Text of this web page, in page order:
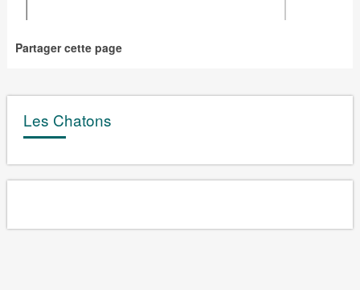
Partager cette page
Les Chatons